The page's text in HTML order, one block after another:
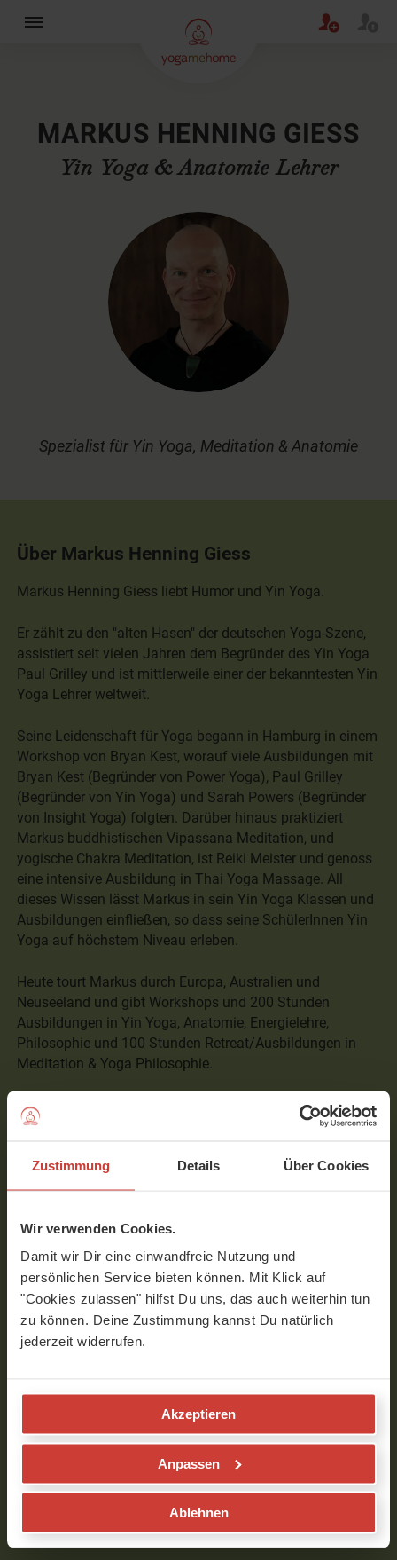
Zustimmung Details Über Cookies
Wir verwenden Cookies.
Damit wir Dir eine einwandfreie Nutzung und
persönlichen Service bieten können. Mit Klick auf
"Cookies zulassen" hilfst Du uns, das auch weiterhin tun
zu können. Deine Zustimmung kannst Du natürlich
jederzeit widerrufen.
Akzeptieren
Anpassen
Ablehnen
MARKUS HENNING GIESS
Yin Yoga & Anatomie Lehrer
Spezialist für Yin Yoga, Meditation & Anatomie
Über Markus Henning Giess
Markus Henning Giess liebt Humor und Yin Yoga.
Er zählt zu den "alten Hasen" der deutschen Yoga-Szene,
assistiert seit vielen Jahren dem Begründer des Yin Yoga
Paul Grilley und ist mittlerweile einer der bekanntesten Yin
Yoga Lehrer weltweit.
Seine Leidenschaft für Yoga begann in Hamburg in einem
Workshop von Bryan Kest, worauf viele Ausbildungen mit
Bryan Kest (Begründer von Power Yoga), Paul Grilley
(Begründer von Yin Yoga) und Sarah Powers (Begründer
von Insight Yoga) folgten. Darüber hinaus praktiziert
Markus buddhistischen Vipassana Meditation, und
yogische Chakra Meditation, ist Reiki Meister und genoss
eine intensive Ausbildung in Thai Yoga Massage. All
dieses Wissen lässt Markus in sein Yin Yoga Klassen und
Ausbildungen einfließen, so dass seine SchülerInnen Yin
Yoga auf höchstem Niveau erleben.
Heute tourt Markus durch Europa, Australien und
Neuseeland und gibt Workshops und 200 Stunden
Ausbildungen in Yin Yoga, Anatomie, Energielehre,
Philosophie und 100 Stunden Retreat/Ausbildungen in
Meditation & Yoga Philosophie.
Markus Giess lebt mit seiner Frau und seinem zweiten
Sohn in seiner Wahlheimat Auckland in Neuseeland. Wir
Markus Henning Giess auf YogaMeHome.
Interview mit Markus Henning Giess
seconds
of
VIDEOS MIT MARKUS HENNING GIESS